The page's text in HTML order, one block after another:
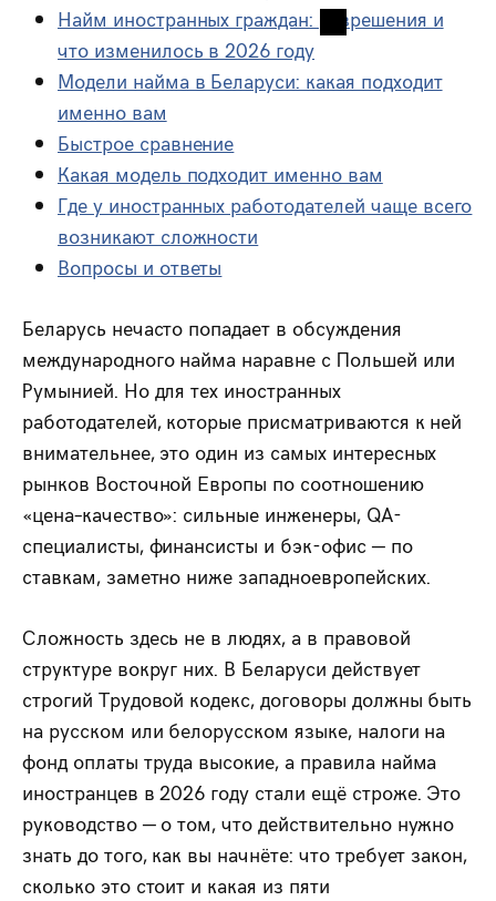
Найм иностранных граждан: разрешения и
что изменилось в 2026 году
Модели найма в Беларуси: какая подходит
именно вам
Быстрое сравнение
Какая модель подходит именно вам
Где у иностранных работодателей чаще всего
возникают сложности
Вопросы и ответы
Беларусь нечасто попадает в обсуждения
международного найма наравне с Польшей или
Румынией. Но для тех иностранных
работодателей, которые присматриваются к ней
внимательнее, это один из самых интересных
рынков Восточной Европы по соотношению
«цена–качество»: сильные инженеры, QA-
специалисты, финансисты и бэк-офис — по
ставкам, заметно ниже западноевропейских.
Сложность здесь не в людях, а в правовой
структуре вокруг них. В Беларуси действует
строгий Трудовой кодекс, договоры должны быть
на русском или белорусском языке, налоги на
фонд оплаты труда высокие, а правила найма
иностранцев в 2026 году стали ещё строже. Это
руководство — о том, что действительно нужно
знать до того, как вы начнёте: что требует закон,
сколько это стоит и какая из пяти